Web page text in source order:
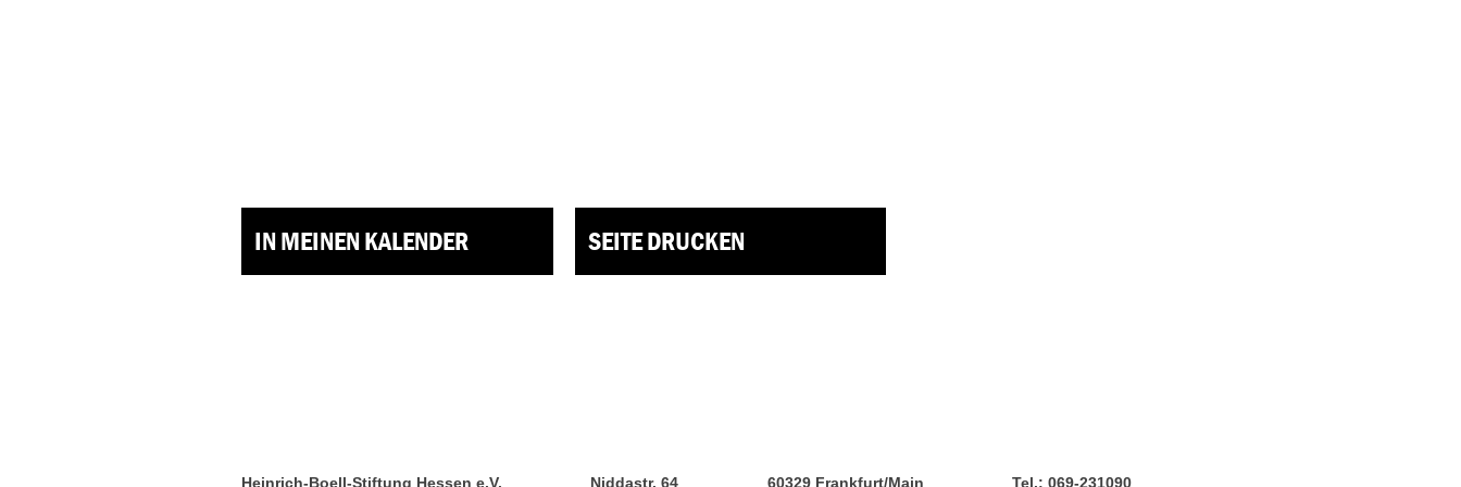
IN MEINEN KALENDER SEITE DRUCKEN
Heinrich-Boell-Stiftung Hessen e.V. Niddastr. 64 60329 Frankfurt/Main Tel.: 069-231090